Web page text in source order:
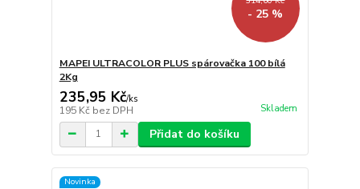
- 25 %
MAPEI ULTRACOLOR PLUS spárovačka 100 bílá
2Kg
235,95 Kč/ks
195 Kč bez DPH Skladem
Přidat do košíku
Novinka